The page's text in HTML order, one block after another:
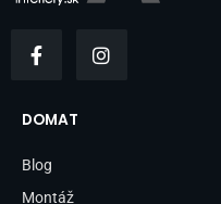
a
b
o
k
-
n
DOMAT
Blog
Montáž